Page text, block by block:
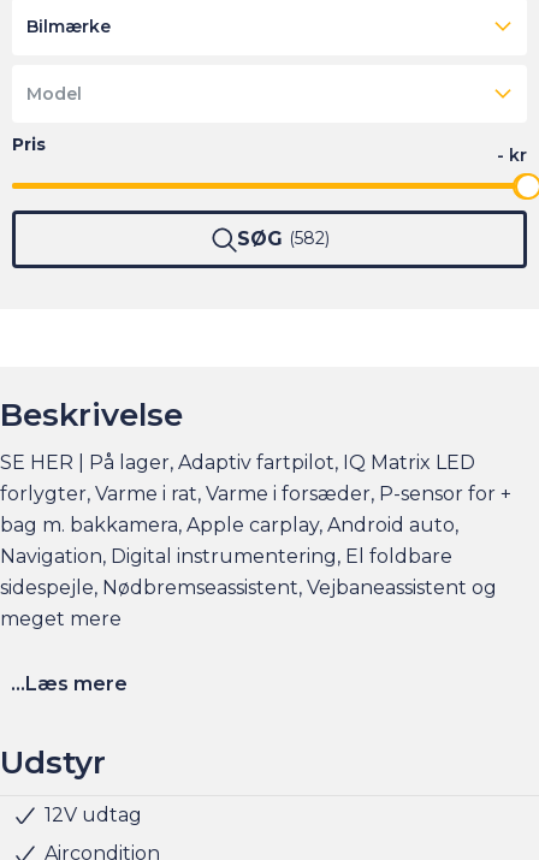
Bilmærke
Model
SØG 582
Beskrivelse
SE HER | På lager, Adaptiv fartpilot, IQ Matrix LED
forlygter, Varme i rat, Varme i forsæder, P-sensor for +
bag m. bakkamera, Apple carplay, Android auto,
Navigation, Digital instrumentering, El foldbare
sidespejle, Nødbremseassistent, Vejbaneassistent og
meget mere
Elbilsinfo:
Hurtigladning: 124 kw (10-80% = ca. 31 min)
...Læs mere
Udstyr
12V udtag
Aircondition
Multifunktionsrat
Musikstreaming via bluetooth
Navigation
Nøglefri start
Parkeringssensor for/bag
Radio
Regnsensor
Sædevarme for
USB stik
Udvendig temperaturmåler
Indfarvede kofangere
LED baglygter
LED kørelys
Armlæn
Justerbart rat
Kopholder
Læderrat
Splitbagsæde
Stofindtræk
ABS
Airbag
Antispin
Automatisk nødopkald
Dæktrykssensor
ESP
Fører-airbag
Isofix
Lyssensor
Passager-airbag
Selealarm
Side-airbag
Startspærre
Vejbaneassistent
Rat m. varme
Klimaanlæg
Nøglefri døre
Alufælge
LED forlygter
Fuld LED forlygter
5 sæder
Bakkamera
Matrix LED forlygter